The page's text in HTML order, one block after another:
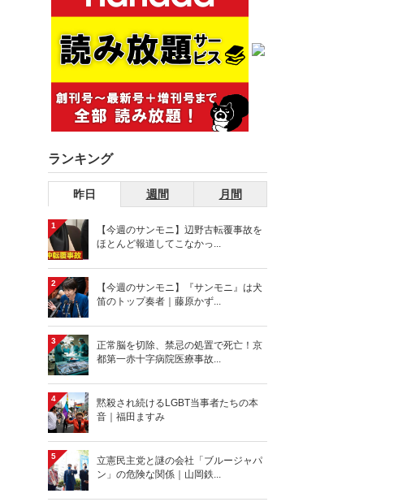
ランキング
昨日 週間 月間
1
【今週のサンモニ】辺野古転覆事故を
ほとんど報道してこなかっ...
2
【今週のサンモニ】『サンモニ』は犬
笛のトップ奏者｜藤原かず...
3
正常脳を切除、禁忌の処置で死亡！京
都第一赤十字病院医療事故...
4
黙殺され続けるLGBT当事者たちの本
音｜福田ますみ
5
立憲民主党と謎の会社「ブルージャパ
ン」の危険な関係｜山岡鉄...